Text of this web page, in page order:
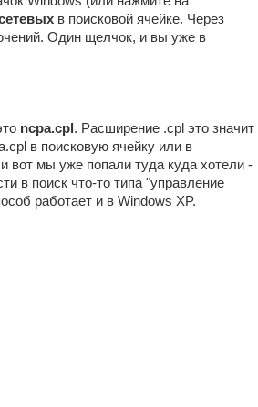
в поисковой ячейке. Через
Один щелчок, и вы уже в
ncpa.cpl . Расширение .cpl это значит
в поисковую ячейку или в
вот мы уже попали туда куда хотели -
в поиск что-то типа "управление
работает и в Windows XP.